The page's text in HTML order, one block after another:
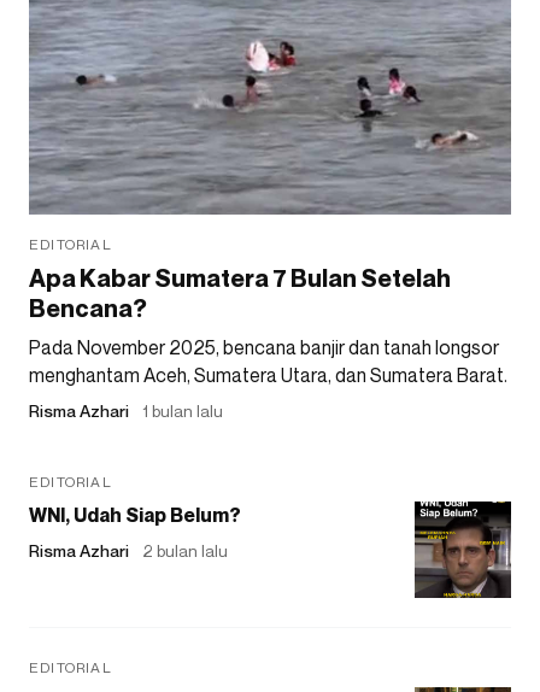
EDITORIAL
Apa Kabar Sumatera 7 Bulan Setelah
Bencana?
Pada November 2025, bencana banjir dan tanah longsor
menghantam Aceh, Sumatera Utara, dan Sumatera Barat.
Risma Azhari 1 bulan lalu
EDITORIAL
WNI, Udah Siap Belum?
Risma Azhari 2 bulan lalu
EDITORIAL